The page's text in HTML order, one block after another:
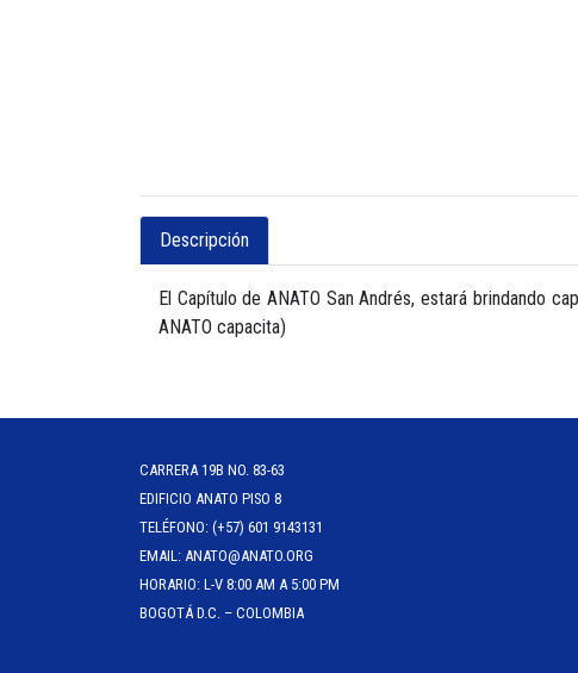
Descripción
El Capítulo de ANATO San Andrés, estará brindando
ANATO capacita)
CARRERA 19B NO. 83-63
EDIFICIO ANATO PISO 8
TELÉFONO: (+57) 601 9143131
EMAIL: ANATO@ANATO.ORG
HORARIO: L-V 8:00 AM A 5:00 PM
BOGOTÁ D.C. – COLOMBIA